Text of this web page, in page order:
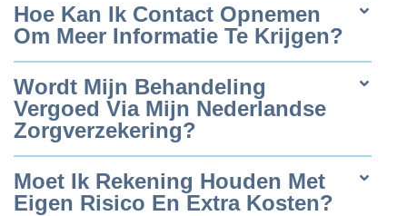
Hoe Kan Ik Contact Opnemen
Om Meer Informatie Te Krijgen?
Wordt Mijn Behandeling
Vergoed Via Mijn Nederlandse
Zorgverzekering?
Moet Ik Rekening Houden Met
Eigen Risico En Extra Kosten?